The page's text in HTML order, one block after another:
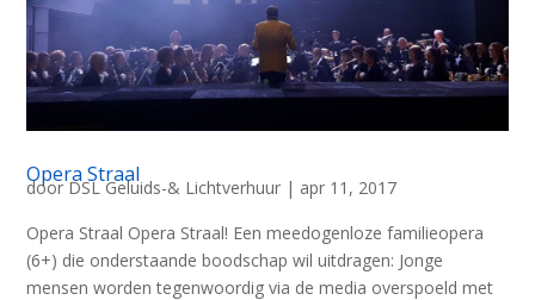
Opera Straal
doorDSL Geluids-& Lichtverhuur | apr 11, 2017
Opera Straal Opera Straal! Een meedogenloze familieopera
(6+) die onderstaande boodschap wil uitdragen: Jonge
mensen worden tegenwoordig via de media overspoeld met